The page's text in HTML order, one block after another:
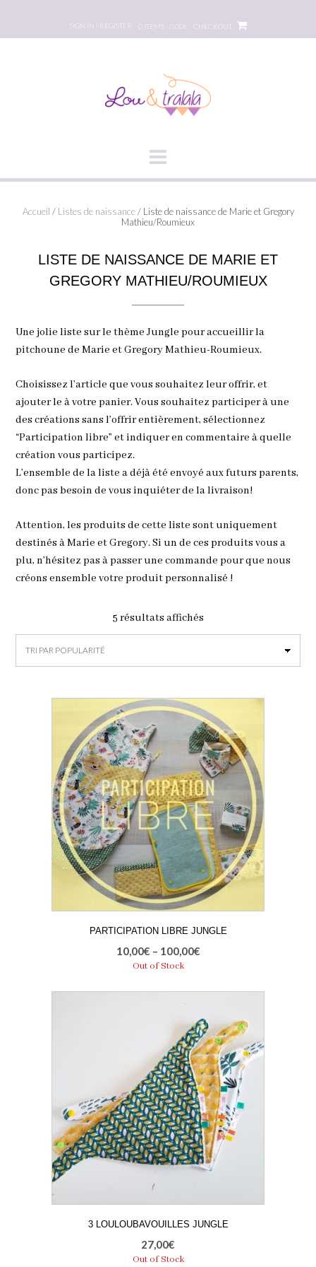
content
SIGN IN | REGISTER 0 ITEMS - 0,00€ CHECKOUT
Accueil / Listes de naissance/ Liste de naissance de Marie et Gregory
Mathieu/Roumieux
LISTE DE NAISSANCE DE MARIE ET
GREGORY MATHIEU/ROUMIEUX
Une jolie liste sur le thème Jungle pour accueillir la
pitchoune de Marie et Gregory Mathieu-Roumieux.
Choisissez l’article que vous souhaitez leur offrir, et
ajouter le à votre panier. Vous souhaitez participer à une
des créations sans l’offrir entièrement, sélectionnez
“Participation libre” et indiquer en commentaire à quelle
création vous participez.
L’ensemble de la liste a déjà été envoyé aux futurs parents,
donc pas besoin de vous inquiéter de la livraison!
Attention, les produits de cette liste sont uniquement
destinés à Marie et Gregory. Si un de ces produits vous a
plu, n’hésitez pas à passer une commande pour que nous
créons ensemble votre produit personnalisé !
5 résultats affichés
PARTICIPATION LIBRE JUNGLE
10,00€ – 100,00€
Out of Stock
3 LOULOUBAVOUILLES JUNGLE
27,00€
Out of Stock